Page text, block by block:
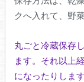
クへ入れて、野
丸ごと冷蔵保存
ます。それ以上
になったりします